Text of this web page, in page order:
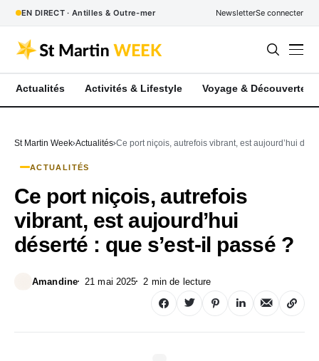
EN DIRECT · Antilles & Outre-mer NewsletterSe connecter
Actualités Activités & Lifestyle Voyage & Découverte
St Martin Week Actualités Ce port niçois, autrefois vibrant, est aujourd’hui
ACTUALITÉS
Ce port niçois, autrefois
vibrant, est aujourd’hui
déserté : que s’est-il passé ?
Amandine 21 mai 2025 2 min de lecture